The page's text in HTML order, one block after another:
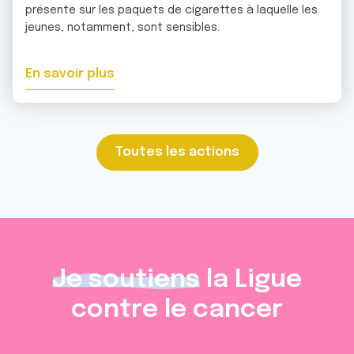
présente sur les paquets de cigarettes à laquelle les
jeunes, notamment, sont sensibles.
En savoir plus
Toutes les actions
Je soutiens la Ligue
contre le cancer